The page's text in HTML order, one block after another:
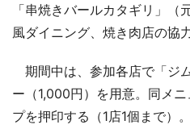
「串焼きバールカタギリ」（
風ダイニング、焼き肉店の協
期間中は、参加各店で「ジ
ー（1,000円）を用意。同メ
プを押印する（1店1個まで）